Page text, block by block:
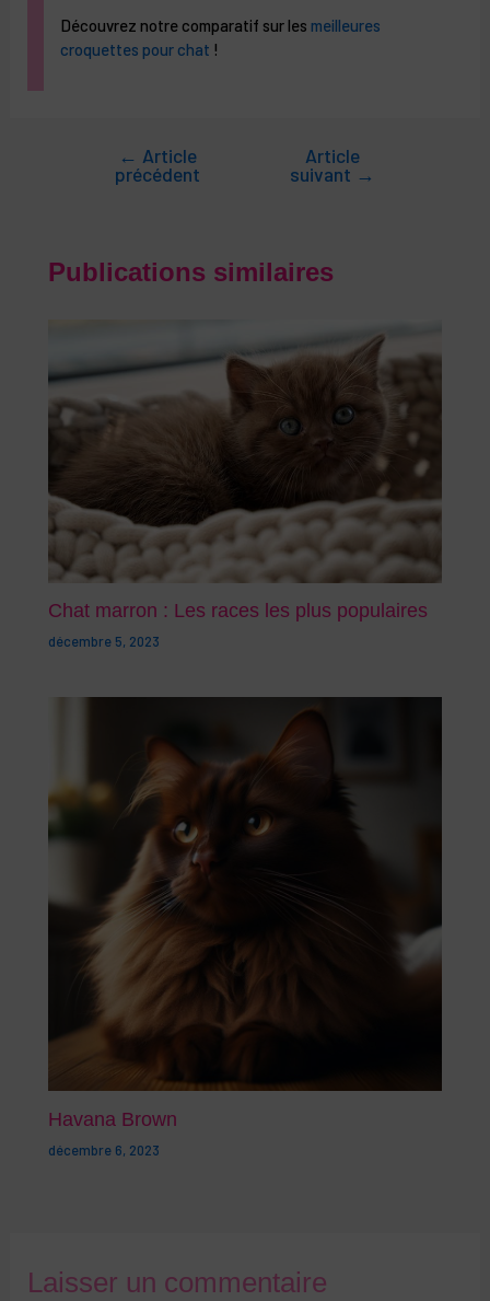
Découvrez notre comparatif sur lesmeilleures
croquettes pour chat !
Navigation
← Article
précédent
Article
suivant →
Publications similaires
Chat marron : Les races les plus populaires
décembre 5, 2023
Havana Brown
décembre 6, 2023
Laisser un commentaire